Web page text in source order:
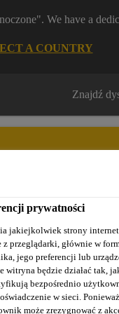
We have a
A COUNTRY
Znajdź
Baza wiedzy
Pralki i suszarki
prywatności
jakiejkolwiek strony
przeglądarki, głównie w
jego preferencji lub
witryna będzie działać tak,
bezpośrednio
w sieci.
może zrezygnować z